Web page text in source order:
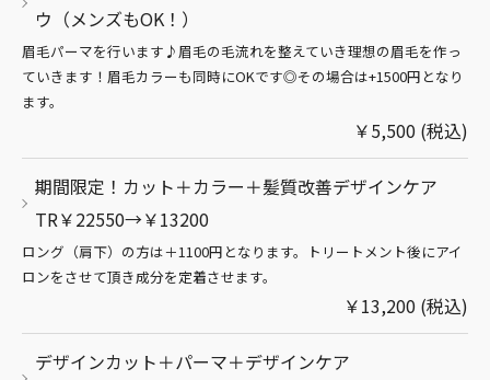
ウ（メンズもOK！）
眉毛パーマを行います♪眉毛の毛流れを整えていき理想の眉毛を作っ
ていきます！眉毛カラーも同時にOKです◎その場合は+1500円となり
ます。
￥5,500 (税込)
期間限定！カット＋カラー＋髪質改善デザインケア
TR￥22550→￥13200
ロング（肩下）の方は＋1100円となります。トリートメント後にアイ
ロンをさせて頂き成分を定着させます。
￥13,200 (税込)
デザインカット＋パーマ＋デザインケア